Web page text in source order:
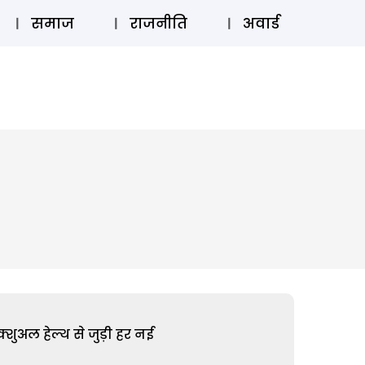
लॉग इन ⚲ SUBSCRIBE
समाज राजनीति अवार्ड
हेल्थ से जुड़ी हर नई